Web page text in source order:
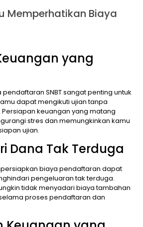
Memperhatikan Biaya
yang
SNBT sangat penting untuk
dapat mengikuti ujian tanpa
keuangan yang matang
stres dan memungkinkan kamu
ujian.
Dana Tak Terduga
biaya pendaftaran dapat
pengeluaran tak terduga.
tidak menyadari biaya tambahan
proses pendaftaran dan